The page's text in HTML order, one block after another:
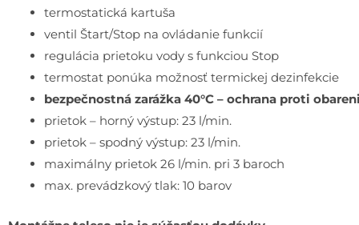
termostatická kartuša
ventil Štart/Stop na ovládanie funkcií
regulácia prietoku vody s funkciou Stop
termostat ponúka možnosť termickej dezinfekcie
bezpečnostná zarážka 40°C – ochrana proti
prietok – horný výstup: 23 l/min.
prietok – spodný výstup: 23 l/min.
maximálny prietok 26 l/min. pri 3 baroch
max. prevádzkový tlak: 10 barov